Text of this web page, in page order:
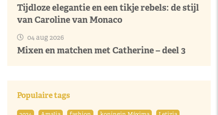
Tijdloze elegantie en een tikje rebels: de stijl
van Caroline van Monaco
04 aug 2026
Mixen en matchen met Catherine – deel 3
Populaire tags